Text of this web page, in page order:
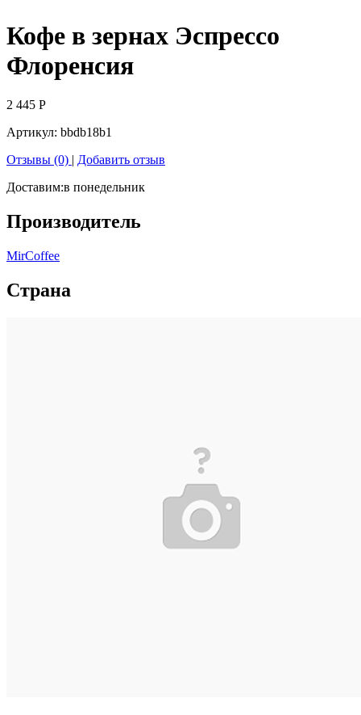
Кофе в зернах Эспрессо
Флоренсия
2 445 Р
Артикул: bbdb18b1
Отзывы (0) | Добавить отзыв
Доставим:в понедельник
Производитель
MirCoffee
Страна